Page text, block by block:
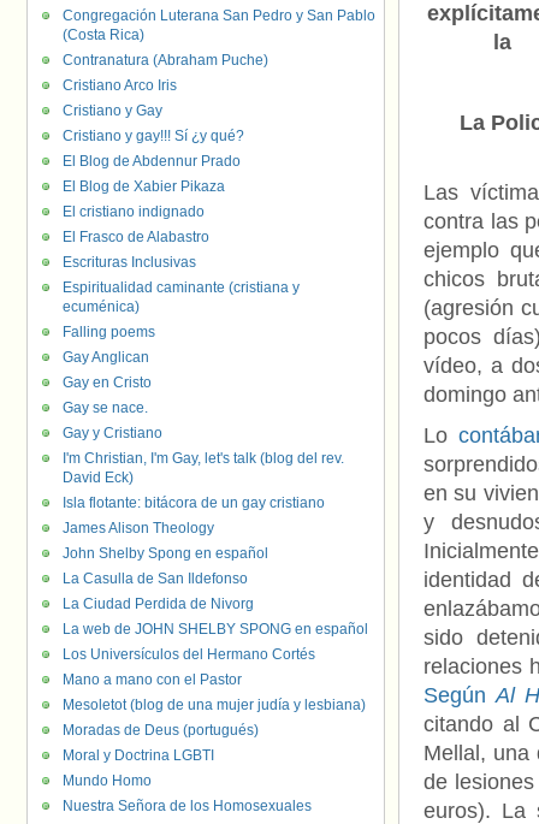
la
La
Las
contra las
ejemplo
chicos
(agresión
pocos
vídeo, a
domingo
Lo
en su
y
identidad
sido
relaciones
SegúnAl
citando al
Mellal, una
de
euros). La
Congregación Luterana San Pedro y San Pablo
(Costa Rica)
Contranatura (Abraham Puche)
Cristiano Arco Iris
Cristiano y Gay
Cristiano y gay!!! Sí ¿y qué?
El Blog de Abdennur Prado
El Blog de Xabier Pikaza
El cristiano indignado
El Frasco de Alabastro
Escrituras Inclusivas
Espiritualidad caminante (cristiana y
ecuménica)
Falling poems
Gay Anglican
Gay en Cristo
Gay se nace.
Gay y Cristiano
I'm Christian, I'm Gay, let's talk (blog del rev.
David Eck)
Isla flotante: bitácora de un gay cristiano
James Alison Theology
John Shelby Spong en español
La Casulla de San Ildefonso
La Ciudad Perdida de Nivorg
La web de JOHN SHELBY SPONG en español
Los Universículos del Hermano Cortés
Mano a mano con el Pastor
Mesoletot (blog de una mujer judía y lesbiana)
Moradas de Deus (portugués)
Moral y Doctrina LGBTI
Mundo Homo
Nuestra Señora de los Homosexuales